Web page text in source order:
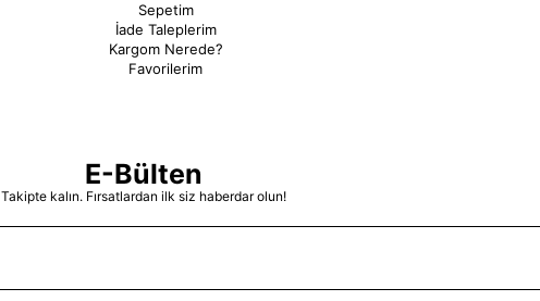
Sepetim
İade Taleplerim
Kargom Nerede?
Favorilerim
E-Bülten
Takipte kalın. Fırsatlardan ilk siz haberdar olun!